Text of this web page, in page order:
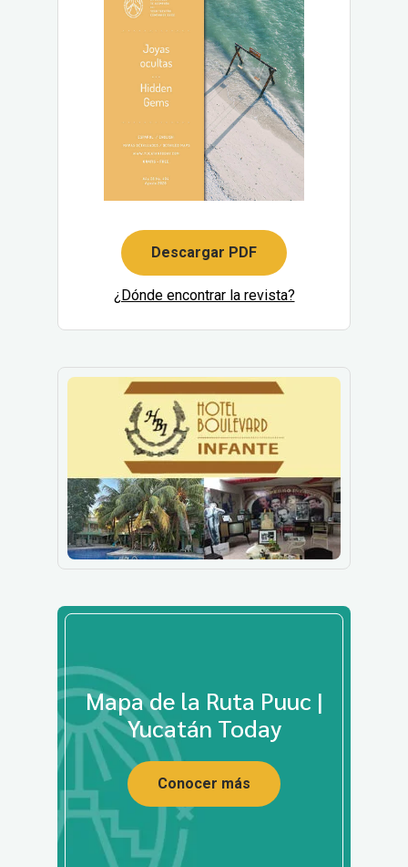
Descargar PDF
¿Dónde encontrar la revista?
Mapa de la Ruta Puuc |
Yucatán Today
Conocer más